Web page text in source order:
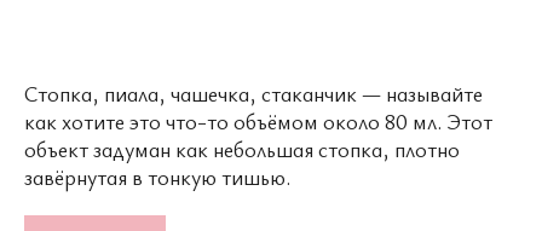
Стопка, пиала, чашечка, стаканчик — называйте
как хотите это что-то объёмом около 80 мл. Этот
объект задуман как небольшая стопка, плотно
завёрнутая в тонкую тишью.